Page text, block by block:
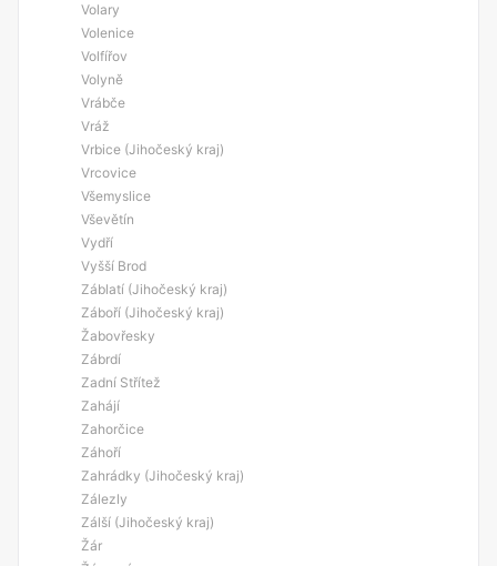
Volary
Volenice
Volfířov
Volyně
Vrábče
Vráž
Vrbice (Jihočeský kraj)
Vrcovice
Všemyslice
Vševětín
Vydří
Vyšší Brod
Záblatí (Jihočeský kraj)
Záboří (Jihočeský kraj)
Žabovřesky
Zábrdí
Zadní Střítež
Zahájí
Zahorčice
Záhoří
Zahrádky (Jihočeský kraj)
Zálezly
Zálší (Jihočeský kraj)
Žár